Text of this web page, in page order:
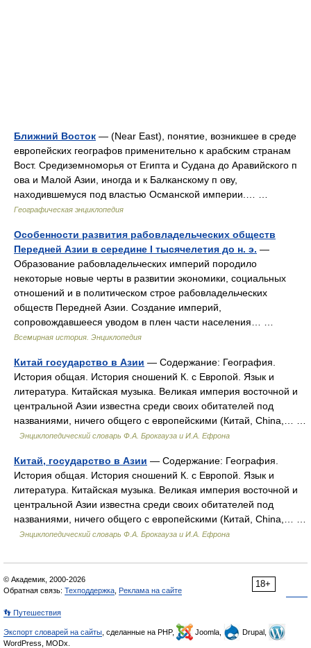
Ближний Восток — (Near East), понятие, возникшее в среде
европейских географов применительно к арабским странам
Вост. Средиземноморья от Египта и Судана до Аравийского п
ова и Малой Азии, иногда и к Балканскому п ову,
находившемуся под властью Османской империи.… …
Географическая энциклопедия
Особенности развития рабовладельческих обществ
Передней Азии в середине I тысячелетия до н. э. —
Образование рабовладельческих империй породило
некоторые новые черты в развитии экономики, социальных
отношений и в политическом строе рабовладельческих
обществ Передней Азии. Создание империй,
сопровождавшееся уводом в плен части населения… …
Всемирная история. Энциклопедия
Китай государство в Азии — Содержание: География.
История общая. История сношений К. с Европой. Язык и
литература. Китайская музыка. Великая империя восточной и
центральной Азии известна среди своих обитателей под
названиями, ничего общего с европейскими (Китай, China,… …
Энциклопедический словарь Ф.А. Брокгауза и И.А. Ефрона
Китай, государство в Азии — Содержание: География.
История общая. История сношений К. с Европой. Язык и
литература. Китайская музыка. Великая империя восточной и
центральной Азии известна среди своих обитателей под
названиями, ничего общего с европейскими (Китай, China,… …
Энциклопедический словарь Ф.А. Брокгауза и И.А. Ефрона
18+
© Академик, 2000-2026
Обратная связь: Техподдержка Реклама на сайте
👣 Путешествия
Экспорт словарей на сайты , сделанные на PHP, Joomla,
Drupal,
WordPress, MODx.